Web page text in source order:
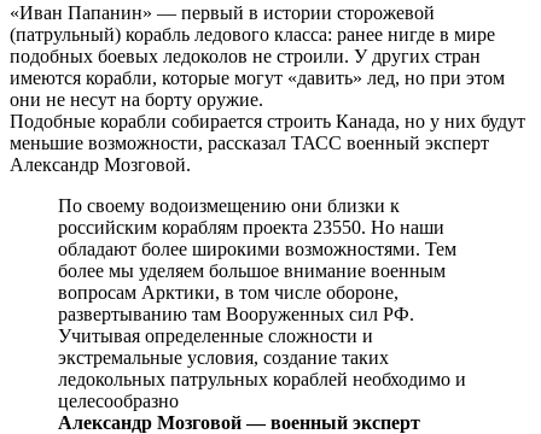
«Иван Папанин» — первый в истории сторожевой
(патрульный) корабль ледового класса: ранее нигде в мире
подобных боевых ледоколов не строили. У других стран
имеются корабли, которые могут «давить» лед, но при этом
они не несут на борту оружие.
Подобные корабли собирается строить Канада, но у них будут
меньшие возможности, рассказал ТАСС военный эксперт
Александр Мозговой.
По своему водоизмещению они близки к
российским кораблям проекта 23550. Но наши
обладают более широкими возможностями. Тем
более мы уделяем большое внимание военным
вопросам Арктики, в том числе обороне,
развертыванию там Вооруженных сил РФ.
Учитывая определенные сложности и
экстремальные условия, создание таких
ледокольных патрульных кораблей необходимо и
целесообразно
Александр Мозговой — военный эксперт